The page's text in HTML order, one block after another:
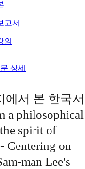
고서
의
상세
에서 본 한국서
a philosophical
spirit of
Centering on
man Lee's